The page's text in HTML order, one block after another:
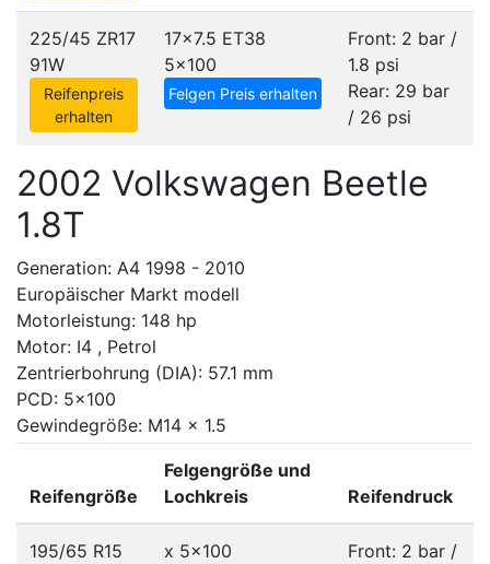
225/45 ZR17
91W
Reifenpreis
erhalten
17x7.5 ET38
5x100
Felgen Preis erhalten
Front: 2 bar /
1.8 psi
Rear: 29 bar
/ 26 psi
2002 Volkswagen Beetle
1.8T
Generation: A4 1998 - 2010
Europäischer Markt modell
Motorleistung: 148 hp
Motor: I4 , Petrol
Zentrierbohrung (DIA): 57.1 mm
PCD: 5x100
Gewindegröße: M14 x 1.5
Reifengröße
Felgengröße und
Lochkreis
Reifendruck
195/65 R15 x 5x100 Front: 2 bar /